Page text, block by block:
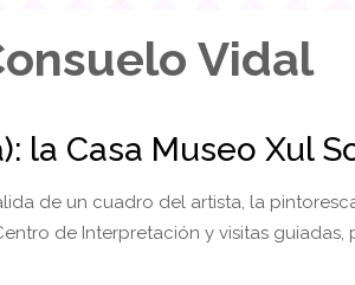
Vidal
la Casa Museo Xul
de un cuadro del artista, la
de Interpretación y visitas